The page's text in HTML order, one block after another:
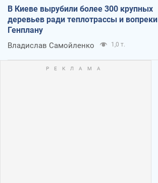
В Киеве вырубили более 300 крупных
деревьев ради теплотрассы и вопреки
Генплану
Владислав Самойленко 1,0 т.